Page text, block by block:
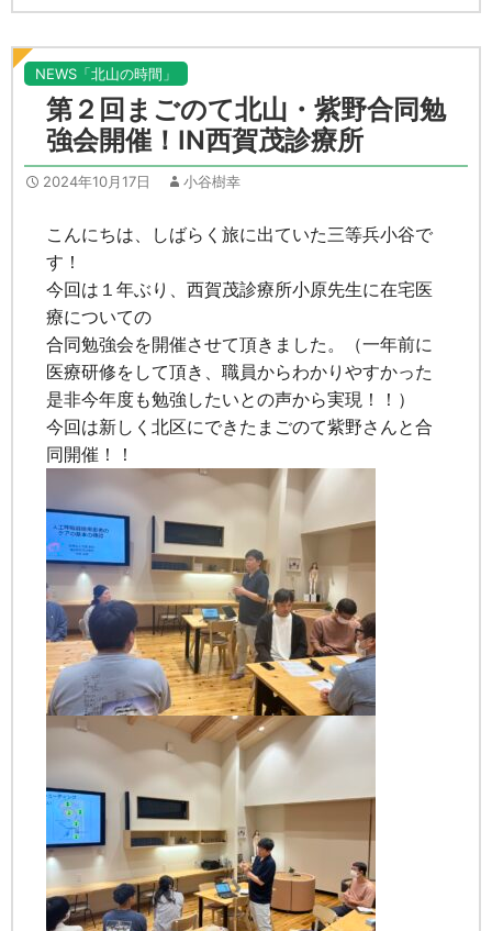
NEWS「北山の時間」
第２回まごのて北山・紫野合同勉
強会開催！IN西賀茂診療所
2024年10月17日 小谷樹幸
こんにちは、しばらく旅に出ていた三等兵小谷で
す！
今回は１年ぶり、西賀茂診療所小原先生に在宅医
療についての
合同勉強会を開催させて頂きました。（一年前に
医療研修をして頂き、職員からわかりやすかった
是非今年度も勉強したいとの声から実現！！）
今回は新しく北区にできたまごのて紫野さんと合
同開催！！